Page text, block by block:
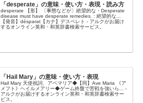
「desperate」の意味・使い方・表現・読み方
desperate 【形】 〔事態などが〕絶望的な・Desperate
disease must have desperate remedies. : 絶望的な...
【発音】déspərət【カナ】デスペレト - アルクがお届け
するオンライン英和・和英辞書検索サービス。
「Hail Mary」の意味・使い方・表現
Hail Mary 天使祝詞、アベマリア◆【同】Ave Maria 《ア
メフト》ヘイルメアリー◆ゲーム終盤で苦戦を強いら... -
アルクがお届けするオンライン英和・和英辞書検索サー
ビス。